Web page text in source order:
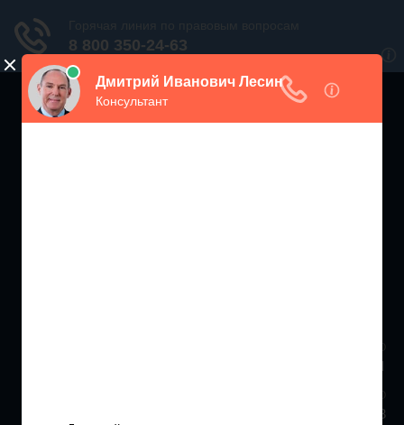
Москва и МО
+7 (499) 938-86-71
Санкт-Петербург и ЛО
+7 (812) 467-34-68